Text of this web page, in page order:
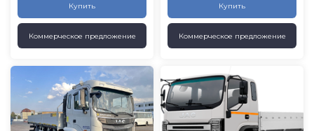
Купить
Коммерческое предложение
Купить
Коммерческое предложение